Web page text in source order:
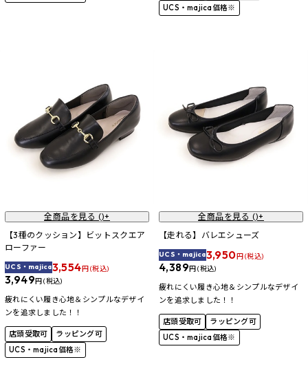
UCS・majica価格※
全商品を見る ()+
【3種のクッション】ビットスクエア
ローファー
UCS・majica3,554円 (税込)
3,949円 (税込)
疲れにくい履き心地＆シンプルなデザイ
ンを追求しました！！
店頭受取可
ラッピング可
UCS・majica価格※
全商品を見る ()+
【走れる】バレエシューズ
UCS・majica3,950円 (税込)
4,389円 (税込)
疲れにくい履き心地＆シンプルなデザイ
ンを追求しました！！
店頭受取可
ラッピング可
UCS・majica価格※